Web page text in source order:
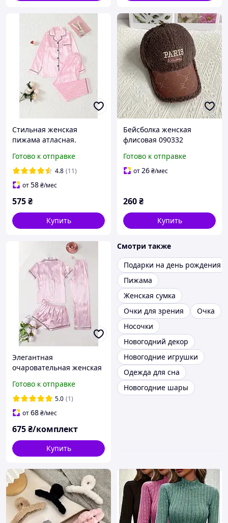
Стильная женская
пижама атласная.
женский пижамный
набор напоминает
Victoria s Secret S
Готово к отправке
4.8 (11)
от58₴/мес
575₴
Купить
Бейсболка женская
флисовая 090332
Готово к отправке
от26₴/мес
260₴
Купить
Элегантная
очаровательная женская
женский пижамный
комплект для женщин 3 в
1
Готово к отправке
5.0 (1)
от68₴/мес
675₴/комплект
Купить
Смотри также
Подарки на день рождения
Пижама
Женская сумка
Очки для зрения
Очка
Носочки
Новогодний декор
Новогодние игрушки
Одежда для сна
Новогодние шары